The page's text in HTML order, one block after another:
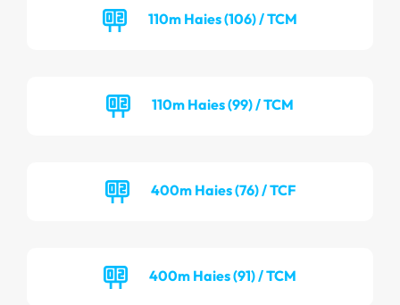
110m Haies (106) / TCM
110m Haies (99) / TCM
400m Haies (76) / TCF
400m Haies (91) / TCM